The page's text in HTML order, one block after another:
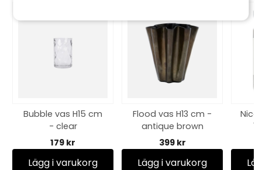
Bubble vas H15 cm
- clear
179 kr
Lägg i varukorg
Flood vas H13 cm -
antique brown
399 kr
Lägg i varukorg